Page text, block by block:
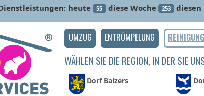
heute 55 diese Woche 253 diesen
UMZUG ENTRÜMPELUNG REINIGUNG
WÄHLEN SIE DIE REGION, IN DER SIE
Dorf Balzers